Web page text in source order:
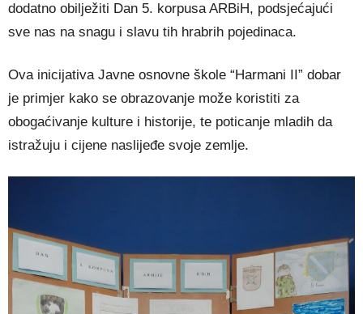
dodatno obilježiti Dan 5. korpusa ARBiH, podsjećajući
sve nas na snagu i slavu tih hrabrih pojedinaca.
Ova inicijativa Javne osnovne škole “Harmani II” dobar
je primjer kako se obrazovanje može koristiti za
obogaćivanje kulture i historije, te poticanje mladih da
istražuju i cijene naslijeđe svoje zemlje.